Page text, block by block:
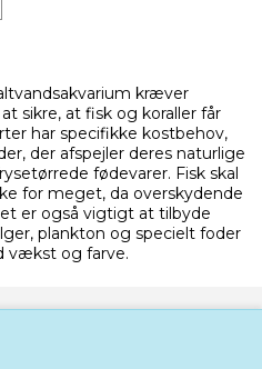
kræver
sikre, at fisk og koraller får
har specifikke kostbehov,
der afspejler deres naturlige
fødevarer. Fisk skal
for meget, da overskydende
er også vigtigt at tilbyde
plankton og specielt foder
vækst og farve.